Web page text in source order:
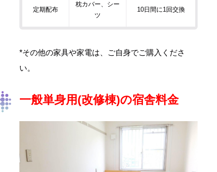
定期配布
枕カバー、シー
ツ
10日間に1回交換
*その他の家具や家電は、ご自身でご購入くださ
い。
一般単身用(改修棟)の宿舎料金